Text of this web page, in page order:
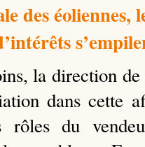
des éoliennes,
la direction
dans cette
rôles du